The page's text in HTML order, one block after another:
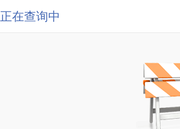
正在查询中